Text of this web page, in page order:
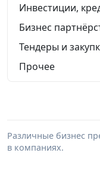
Инвестиции,
Бизнес
Тендеры и
Прочее
Различные бизнес
в компаниях.